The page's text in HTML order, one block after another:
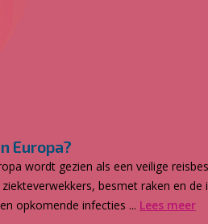
Europa?
wordt gezien als een veilige
besmet raken en
opkomende infecties ... Lees meer